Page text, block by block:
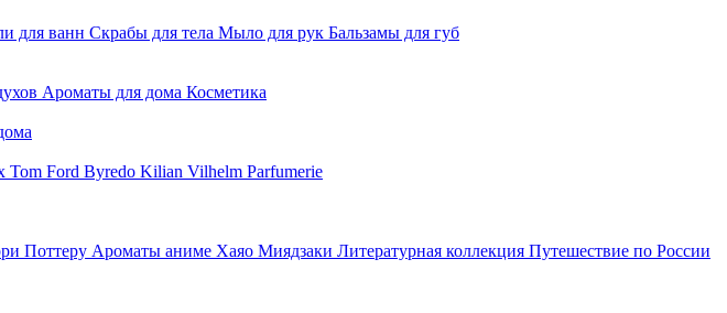
для ванн Скрабы для тела Мыло для рук Бальзамы для губ
Ароматы для дома Косметика
Tom Ford Byredo Kilian Vilhelm Parfumerie
Поттеру Ароматы аниме Хаяо Миядзаки Литературная коллекция Путешествие по России